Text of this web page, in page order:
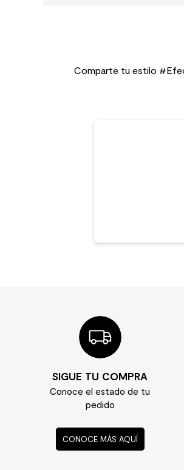
Comparte tu estilo
SIGUE TU COMPRA
Conoce el estado de tu
pedido
CONOCE MÁS AQUÍ